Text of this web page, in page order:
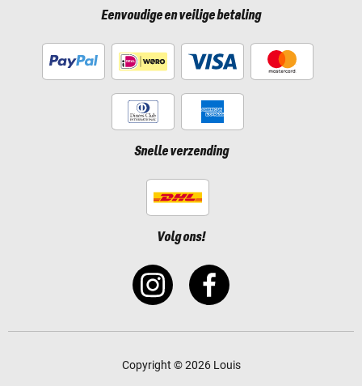
Eenvoudige en veilige betaling
Snelle verzending
Volg ons!
Copyright © 2026 Louis